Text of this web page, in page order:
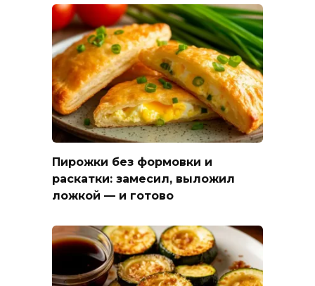
Пирожки без формовки и
раскатки: замесил, выложил
ложкой — и готово